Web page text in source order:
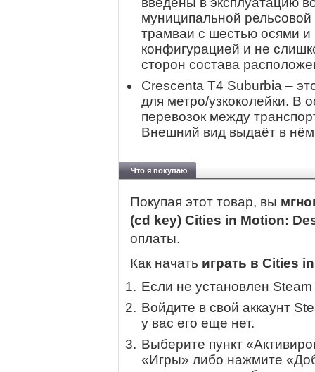
муниципальной
трамваи с шестью осями и
конфигурацией и не
сторон состава
Crescenta T4 Suburbia –
для метро/узкоколейки. В
перевозок между
Внешний вид выдаёт в нём
Что я покупаю
Покупая этот товар, вы
(cd key) Cities in Motion:
оплаты.
Как начать играть в Cities
Если не установлен
Войдите в свой аккаунт
у вас его еще нет.
Выберите пункт
«Игры» либо нажмите